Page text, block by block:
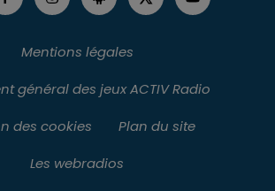
Mentions légales
général des jeux ACTIV Radio
des cookies
Plan du site
Les webradios